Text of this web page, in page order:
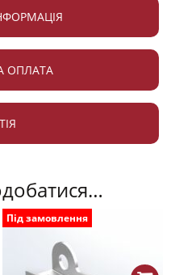
ОПЛАТА
Під замовлення